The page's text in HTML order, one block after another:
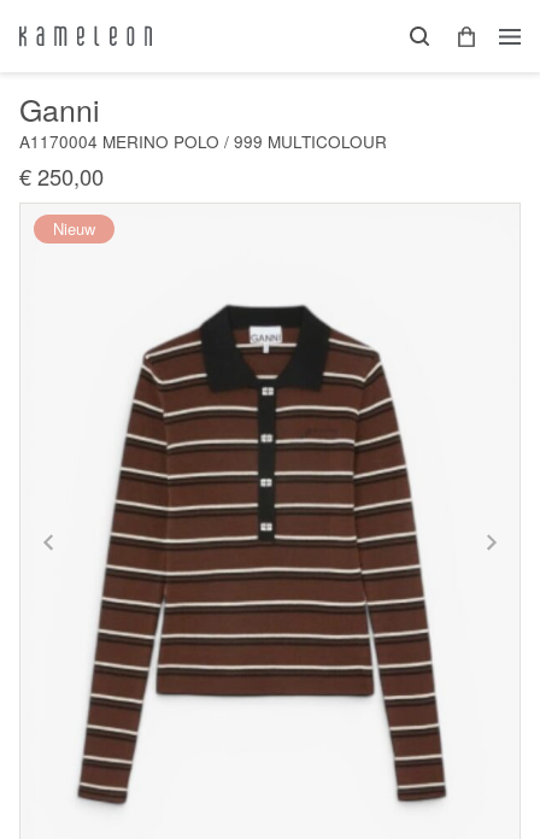
Ganni
A1170004 MERINO POLO / 999 MULTICOLOUR
€ 250,00
Nieuw